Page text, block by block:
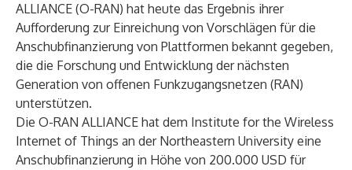
ALLIANCE (O-RAN) hat heute das Ergebnis ihrer
Aufforderung zur Einreichung von Vorschlägen für die
Anschubfinanzierung von Plattformen bekannt gegeben,
die die Forschung und Entwicklung der nächsten
Generation von offenen Funkzugangsnetzen (RAN)
unterstützen.
Die O-RAN ALLIANCE hat dem Institute for the Wireless
Internet of Things an der Northeastern University eine
Anschubfinanzierung in Höhe von 200.000 USD für